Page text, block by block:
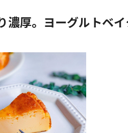
濃厚。ヨーグルトベ